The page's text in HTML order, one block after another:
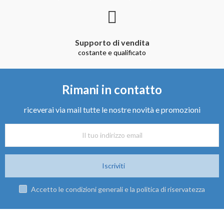
Supporto di vendita
costante e qualificato
Rimani in contatto
riceverai via mail tutte le nostre novità e promozioni
Iscriviti
Accetto le condizioni generali e la politica di riservatezza